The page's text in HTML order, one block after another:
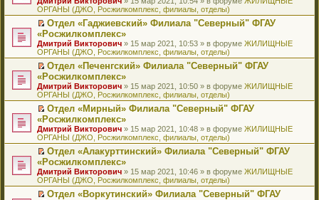
н
и
ю
о
о
б
щ
е
н
и
ю
н
о
м
у
с
о
о
б
щ
е
н
и
ю
ч
и
т
а
н
н
о
м
у
с
о
о
б
щ
е
н
и
ю
е
п
р
о
ч
и
т
а
н
н
о
м
у
с
о
о
б
щ
е
н
и
ю
о
м
у
н
п
р
о
ч
т
а
н
н
м
у
с
о
б
щ
е
к
п
е
р
о
м
у
н
п
р
о
ч
т
а
н
н
м
у
с
р
е
й
т
к
п
е
р
о
м
у
н
п
р
о
ч
т
а
н
ОРГАНЫ (ДЖО, Росжилкомплекс, филиалы, отделы)
П
р
е
й
т
к
п
е
р
о
м
у
н
п
р
о
Отдел «Гаджиевский» Филиала "Северный" ФГАУ
«Росжилкомплекс»
Дмитрий Викторович » 15 мар 2021, 10:53 » в форуме ЖИЛИЩНЫЕ
ОРГАНЫ (ДЖО, Росжилкомплекс, филиалы, отделы)
П
р
е
й
т
к
п
е
р
о
м
у
Отдел «Печенгский» Филиала "Северный" ФГАУ
«Росжилкомплекс»
Дмитрий Викторович » 15 мар 2021, 10:50 » в форуме ЖИЛИЩНЫЕ
ОРГАНЫ (ДЖО, Росжилкомплекс, филиалы, отделы)
П
р
е
й
т
к
п
е
Отдел «Мирный» Филиала "Северный" ФГАУ
«Росжилкомплекс»
Дмитрий Викторович » 15 мар 2021, 10:48 » в форуме ЖИЛИЩНЫЕ
ОРГАНЫ (ДЖО, Росжилкомплекс, филиалы, отделы)
П
р
е
й
Отдел «Алакурттинский» Филиала "Северный" ФГАУ
«Росжилкомплекс»
Дмитрий Викторович » 15 мар 2021, 10:46 » в форуме ЖИЛИЩНЫЕ
ОРГАНЫ (ДЖО, Росжилкомплекс, филиалы, отделы)
Отдел «Воркутинский» Филиала "Северный" ФГАУ